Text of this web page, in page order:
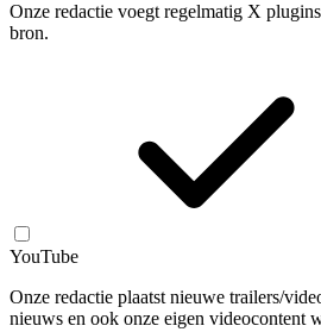
Onze redactie voegt regelmatig X
bron.
YouTube
Onze redactie plaatst nieuwe trailers/
nieuws en ook onze eigen videocontent